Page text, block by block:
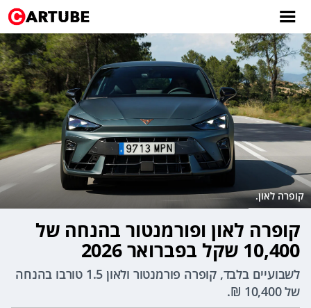
קופרה לאון.
קופרה לאון ופורמנטור בהנחה של
10,400 שקל בפברואר 2026
לשבועיים בלבד, קופרה פורמנטור ולאון 1.5 טורבו בהנחה
של 10,400 ₪.